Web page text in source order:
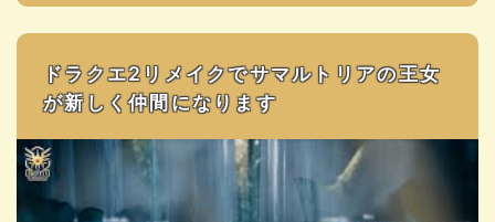
ドラクエ2リメイクでサマルトリアの王女
が新しく仲間になります